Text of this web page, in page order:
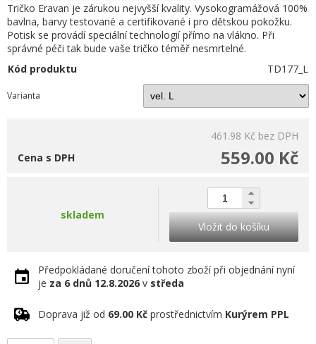
Tričko Eravan je zárukou nejvyšší kvality. Vysokogramážová 100%
bavlna, barvy testované a certifikované i pro dětskou pokožku.
Potisk se provádí speciální technologií přímo na vlákno. Při
správné péči tak bude vaše tričko téměř nesmrtelné.
Kód produktu
TD177_L
Varianta
461.98 Kč bez DPH
559.00 Kč
Cena s DPH
skladem
Vložit do košíku
Předpokládané doručení tohoto zboží při objednání nyní
je za 6 dnů 12.8.2026 v středa
Doprava již od 69.00 Kč prostřednictvím Kurýrem PPL